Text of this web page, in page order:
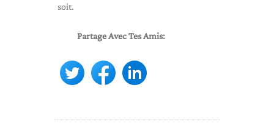
soit.
Partage Avec Tes Amis: